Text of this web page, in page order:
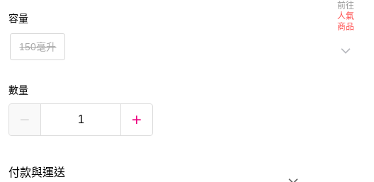
容量
150毫升
數量
付款與運送
前往
人氣
商品